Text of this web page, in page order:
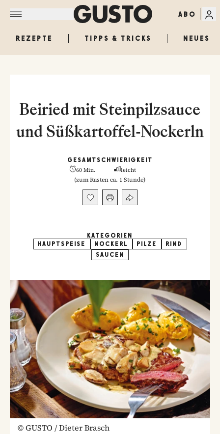
ABO
REZEPTE TIPPS & TRICKS NEUES
Beiried mit Steinpilzsauce
und Süßkartoffel-Nockerln
GESAMT
60 Min.
SCHWIERIGKEIT
leicht
(zum Rasten ca. 1 Stunde)
KATEGORIEN
HAUPTSPEISE
NOCKERL PILZE
RIND
SAUCEN
©GUSTO / Dieter Brasch